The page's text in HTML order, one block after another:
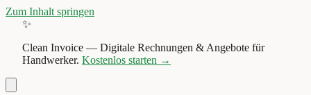
Zum Inhalt springen
✨
Clean Invoice — Digitale Rechnungen & Angebote für
Handwerker. Kostenlos starten →